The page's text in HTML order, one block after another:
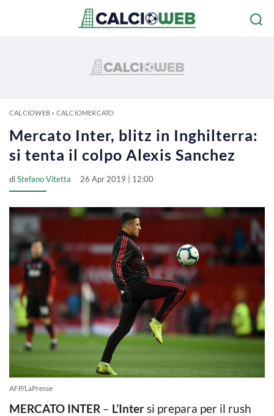
CALCIOWEB» CALCIOMERCATO
Mercato Inter, blitz in Inghilterra:
si tenta il colpo Alexis Sanchez
diStefano Vitetta 26 Apr 2019 | 12:00
AFP/LaPresse
MERCATO INTER – L’Intersi prepara per il rush